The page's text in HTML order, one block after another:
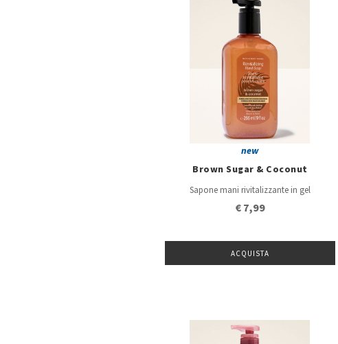
new
Brown Sugar & Coconut
Sapone mani rivitalizzante in gel
€ 7,99
ACQUISTA